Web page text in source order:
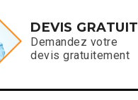
DEVIS GRATUIT
Demandez votre
devis gratuitement